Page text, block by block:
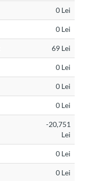
0 Lei
0 Lei
69 Lei
0 Lei
0 Lei
0 Lei
-20,751
Lei
0 Lei
0 Lei